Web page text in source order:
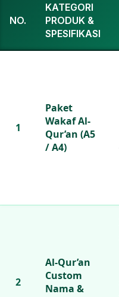
NO.
KATEGORI
PRODUK &
SPESIFIKASI
1
Paket
Wakaf Al-
Qur’an (A5
/ A4)
2
Al-Qur’an
Custom
Nama &